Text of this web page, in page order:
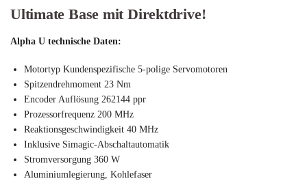
Ultimate Base mit Direktdrive!
Alpha U technische Daten:
Motortyp Kundenspezifische 5-polige Servomotoren
Spitzendrehmoment 23 Nm
Encoder Auflösung 262144 ppr
Prozessorfrequenz 200 MHz
Reaktionsgeschwindigkeit 40 MHz
Inklusive Simagic-Abschaltautomatik
Stromversorgung 360 W
Aluminiumlegierung, Kohlefaser